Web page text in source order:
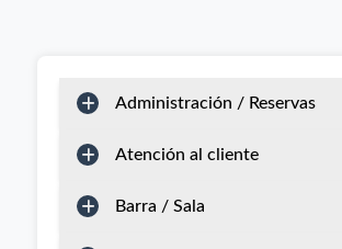
Administración / Reservas
Atención al cliente
Barra / Sala